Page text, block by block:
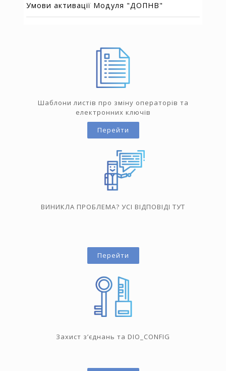
Умови активації Модуля "ДОПНВ"
Шаблони листів про зміну операторів та
електронних ключів
Перейти
ВИНИКЛА ПРОБЛЕМА? УСІ ВІДПОВІДІ ТУТ
Перейти
Захист з’єднань та DIO_CONFIG